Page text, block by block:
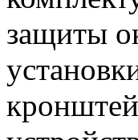
защиты